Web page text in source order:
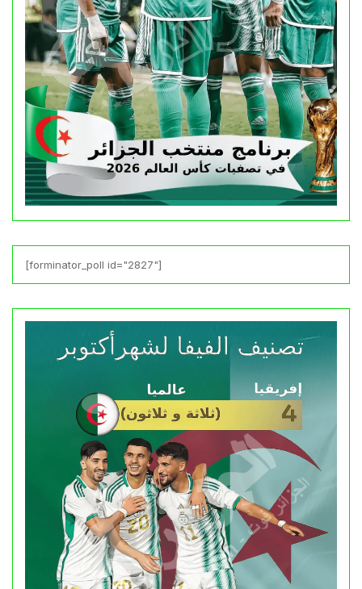
[forminator_poll id="2827"]